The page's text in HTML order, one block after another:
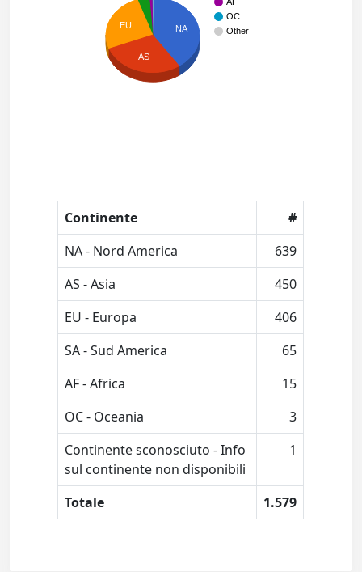
AF
OC
Other
NA
EU
AS
Continente
#
NA - Nord America
639
AS - Asia
450
EU - Europa
406
SA - Sud America
65
AF - Africa
15
OC - Oceania
3
Continente sconosciuto - Info
sul continente non disponibili
1
Totale 1.579